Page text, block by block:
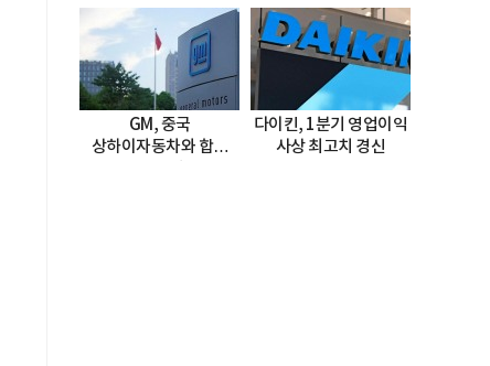
도입
GM, 중국
상하이자동차와 합작
다이킨, 1분기 영업이익
사상 최고치 경신